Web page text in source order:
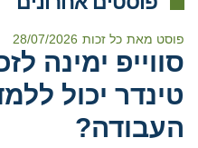
פוסט מאת כל זכות 28/07/2026
סווייפ ימינה
טינדר יכול
העבודה?